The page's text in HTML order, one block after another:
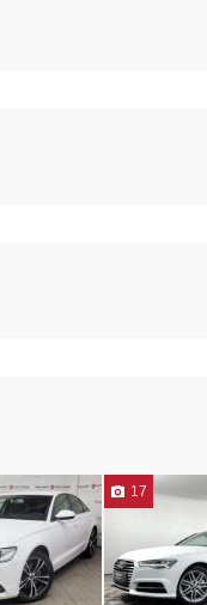
17